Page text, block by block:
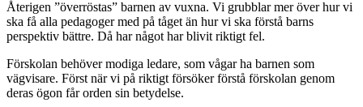
Återigen ”överröstas” barnen av vuxna. Vi grubblar mer över hur vi
ska få alla pedagoger med på tåget än hur vi ska förstå barns
perspektiv bättre. Då har något har blivit riktigt fel.
Förskolan behöver modiga ledare, som vågar ha barnen som
vägvisare. Först när vi på riktigt försöker förstå förskolan genom
deras ögon får orden sin betydelse.